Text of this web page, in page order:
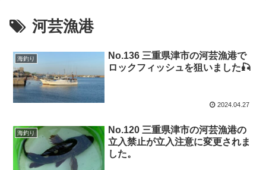
河芸漁港
海釣り
No.136 三重県津市の河芸漁港で
ロックフィッシュを狙いました🎣
2024.04.27
海釣り
No.120 三重県津市の河芸漁港の
立入禁止が立入注意に変更されま
した。